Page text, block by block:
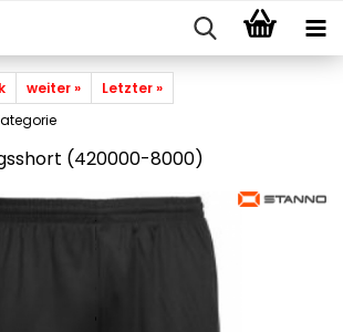
weiter »
Letzter »
(420000-8000)